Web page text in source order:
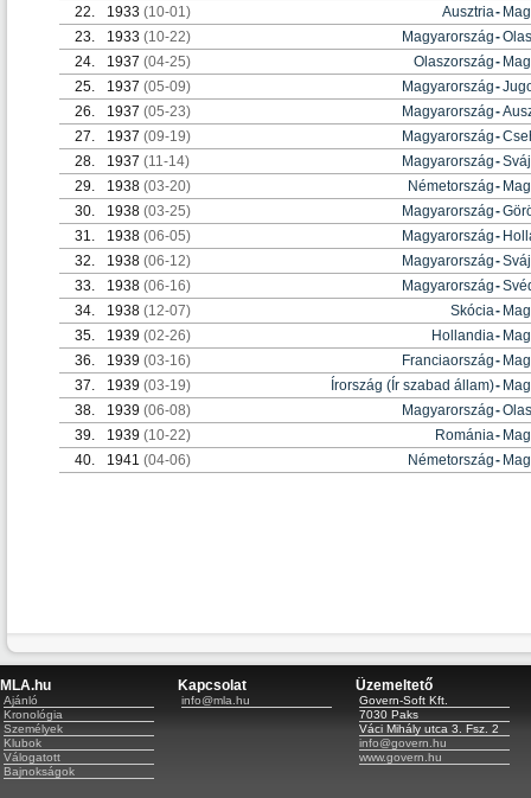
22.
1933 (10-01) Ausztria-
23.
1933 (10-22) Magyarország-
24.
1937 (04-25) Olaszország-
25.
1937 (05-09) Magyarország-
26.
1937 (05-23) Magyarország-
27.
1937 (09-19) Magyarország-
28.
1937 (11-14) Magyarország-
29.
1938 (03-20) Németország-
30.
1938 (03-25) Magyarország-
31.
1938 (06-05) Magyarország-
32.
1938 (06-12) Magyarország-
33.
1938 (06-16) Magyarország-
34.
1938 (12-07) Skócia-
35.
1939 (02-26) Hollandia-
36.
1939 (03-16) Franciaország-
37.
1939 (03-19) Írország (Ír szabad állam)-
38.
1939 (06-08) Magyarország-
39.
1939 (10-22) Románia-
40.
1941 (04-06) Németország-
MLA.hu
Ajánló
Kronológia
Személyek
Klubok
Válogatott
Bajnokságok
Kapcsolat
info@mla.hu
Üzemeltető
Govern-Soft Kft.
7030 Paks
Váci Mihály utca 3. Fsz. 2
info@govern.hu
www.govern.hu